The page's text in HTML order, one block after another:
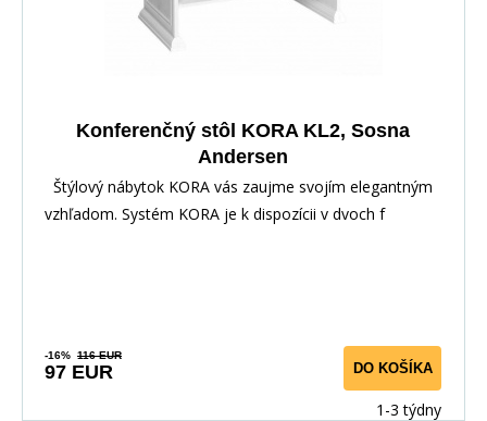
Konferenčný stôl KORA KL2, Sosna
Andersen
Štýlový nábytok KORA vás zaujme svojím elegantným
vzhľadom. Systém KORA je k dispozícii v dvoch f
-16% 116 EUR
97 EUR DO KOŠÍKA
1-3 týdny